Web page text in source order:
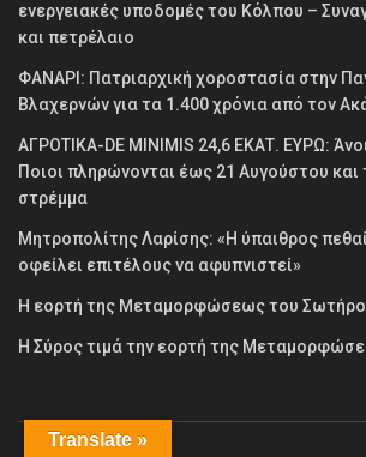
ενεργειακές υποδομές του Κόλπου –
και πετρέλαιο
ΦΑΝΑΡΙ: Πατριαρχική χοροστασία στην
Βλαχερνών για τα 1.400 χρόνια από τον
ΑΓΡΟΤΙΚΑ-DE MINIMIS 24,6 ΕΚΑΤ. ΕΥΡΩ:
Ποιοι πληρώνονται έως 21 Αυγούστου
στρέμμα
Μητροπολίτης Λαρίσης: «Η ύπαιθρος
οφείλει επιτέλους να αφυπνιστεί»
Η εορτή της Μεταμορφώσεως του
Η Σύρος τιμά την εορτή της
Translate »